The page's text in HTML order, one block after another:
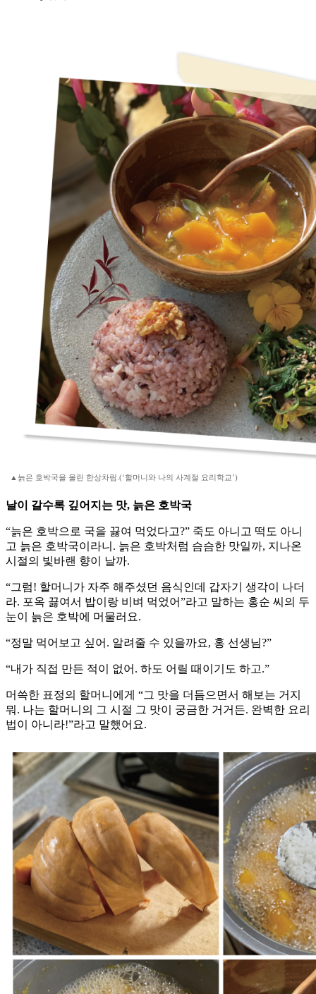
▲늙은 호박국을 올린 한상차림.(‘할머니와 나의 사계절 요리학교’)
날이 갈수록 깊어지는 맛, 늙은 호박국
“늙은 호박으로 국을 끓여 먹었다고?” 죽도 아니고 떡도 아니
고 늙은 호박국이라니. 늙은 호박처럼 슴슴한 맛일까, 지나온
시절의 빛바랜 향이 날까.
“그럼! 할머니가 자주 해주셨던 음식인데 갑자기 생각이 나더
라. 포옥 끓여서 밥이랑 비벼 먹었어”라고 말하는 홍순 씨의 두
눈이 늙은 호박에 머물러요.
“정말 먹어보고 싶어. 알려줄 수 있을까요, 홍 선생님?”
“내가 직접 만든 적이 없어. 하도 어릴 때이기도 하고.”
머쓱한 표정의 할머니에게 “그 맛을 더듬으면서 해보는 거지
뭐. 나는 할머니의 그 시절 그 맛이 궁금한 거거든. 완벽한 요리
법이 아니라!”라고 말했어요.